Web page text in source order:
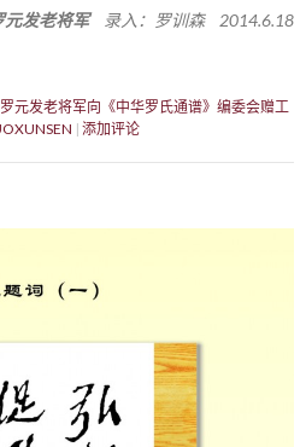
元发老将军录入：罗训森 2014.6.18
元发老将军向《中华罗氏通谱》编委会赠工
添加评论